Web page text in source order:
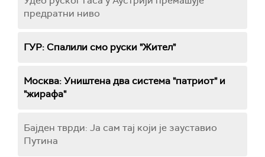
предратни ниво
ГУР: Спалили смо руски "Жител"
Москва: Уништена два система "патриот" и
"жирафа"
Бајден тврди: Ја сам тај који је зауставио
Путина